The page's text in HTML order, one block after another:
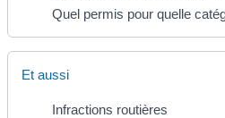
Quel permis pour quelle
Et aussi
Infractions routières